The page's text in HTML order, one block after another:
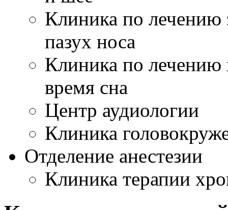
Клиника по лечению
пазух носа
Клиника по лечению
время сна
Центр аудиологии
Клиника
Отделение анестезии
Клиника терапии